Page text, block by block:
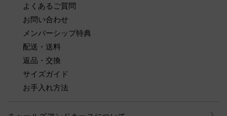
よくあるご質問
お問い合わせ
メンバーシップ特典
配送・送料
返品・交換
サイズガイド
お手入れ方法